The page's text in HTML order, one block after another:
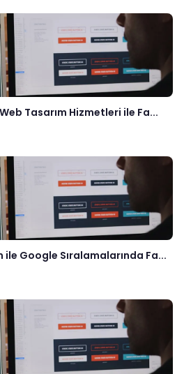
Tasarım Hizmetleri ile Fa...
Google Sıralamalarında Fa...